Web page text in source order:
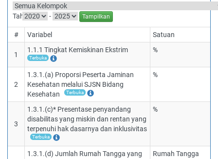
Tahun - Tampilkan
# Variabel Satuan
1
1.1.1 Tingkat Kemiskinan Ekstrim
Terbuka
%
2
1.3.1.(a) Proporsi Peserta Jaminan
Kesehatan melalui SJSN Bidang
Kesehatan
Terbuka
%
3
1.3.1.(c)* Presentase penyandang
disabilitas yang miskin dan rentan yang
terpenuhi hak dasarnya dan inklusivitas
Terbuka
%
1.3.1.(d) Jumlah Rumah Tangga yang
Rumah Tangga